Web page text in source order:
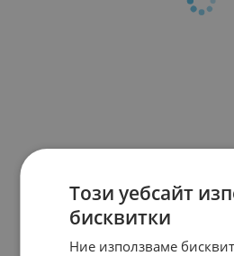
Този уебсайт
бисквитки
Ние използваме